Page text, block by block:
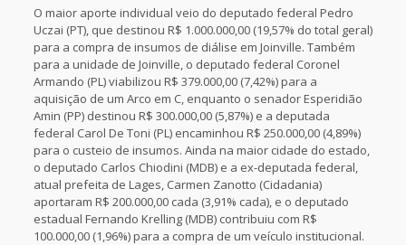
O maior aporte individual veio do deputado federal Pedro
Uczai (PT), que destinou R$ 1.000.000,00 (19,57% do total geral)
para a compra de insumos de diálise em Joinville. Também
para a unidade de Joinville, o deputado federal Coronel
Armando (PL) viabilizou R$ 379.000,00 (7,42%) para a
aquisição de um Arco em C, enquanto o senador Esperidião
Amin (PP) destinou R$ 300.000,00 (5,87%) e a deputada
federal Carol De Toni (PL) encaminhou R$ 250.000,00 (4,89%)
para o custeio de insumos. Ainda na maior cidade do estado,
o deputado Carlos Chiodini (MDB) e a ex-deputada federal,
atual prefeita de Lages, Carmen Zanotto (Cidadania)
aportaram R$ 200.000,00 cada (3,91% cada), e o deputado
estadual Fernando Krelling (MDB) contribuiu com R$
100.000,00 (1,96%) para a compra de um veículo institucional.